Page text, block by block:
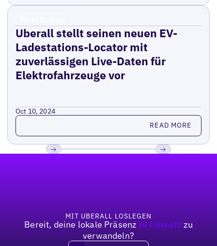
Uberall stellt seinen neuen EV-
Ladestations-Locator mit
zuverlässigen Live-Daten für
Elektrofahrzeuge vor
Oct 10, 2024
Read more READ MORE
MIT UBERALL LOSLEGEN
Bereit, deine lokale Präsenz in Umsatzzu
verwandeln?